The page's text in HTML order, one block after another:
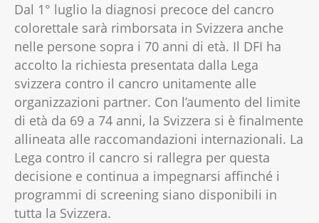
Dal 1° luglio la diagnosi precoce del cancro
colorettale sarà rimborsata in Svizzera anche
nelle persone sopra i 70 anni di età. Il DFI ha
accolto la richiesta presentata dalla Lega
svizzera contro il cancro unitamente alle
organizzazioni partner. Con l’aumento del limite
di età da 69 a 74 anni, la Svizzera si è finalmente
allineata alle raccomandazioni internazionali. La
Lega contro il cancro si rallegra per questa
decisione e continua a impegnarsi affinché i
programmi di screening siano disponibili in
tutta la Svizzera.